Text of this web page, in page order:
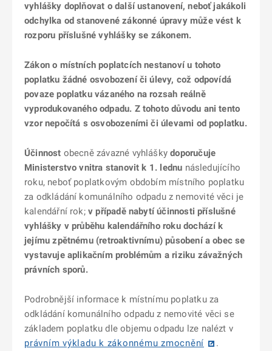
vyhlášky doplňovat o další ustanovení, neboť jakákoli
odchylka od stanovené zákonné úpravy může vést k
rozporu příslušné vyhlášky se zákonem.
Zákon o místních poplatcích nestanoví u tohoto
poplatku žádné osvobození či úlevy, což odpovídá
povaze poplatku vázaného na rozsah reálně
vyprodukovaného odpadu. Z tohoto důvodu ani tento
vzor nepočítá s osvobozeními či úlevami od poplatku.
Účinnost obecně závazné vyhláškydoporučuje
Ministerstvo vnitra stanovit k 1. lednu následujícího
roku, neboť poplatkovým obdobím místního poplatku
za odkládání komunálního odpadu z nemovité věci je
kalendářní rok; v případě nabytí účinnosti příslušné
vyhlášky v průběhu kalendářního roku dochází k
jejímu zpětnému (retroaktivnímu) působení a obec se
vystavuje aplikačním problémům a riziku závažných
právních sporů.
Podrobnější informace k místnímu poplatku za
odkládání komunálního odpadu z nemovité věci se
základem poplatku dle objemu odpadu lze nalézt v
právním výkladu k zákonnému zmocnění
.